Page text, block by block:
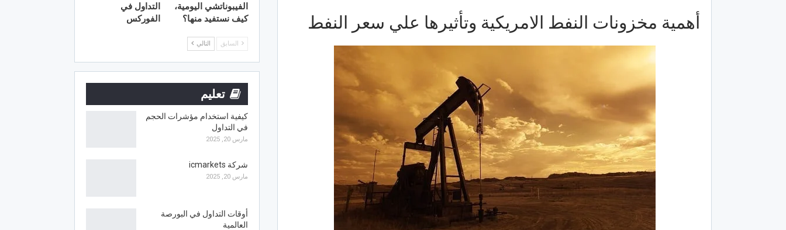
أهمية مخزونات النفط الامريكية وتأثيرها علي سعر النفط
الفيبوناتشي اليومية،
كيف نستفيد منها؟
التداول في
الفوركس
السابق التالي
تعليم
كيفية استخدام مؤشرات الحجم
في التداول
مارس 20, 2025
شركة icmarkets
مارس 20, 2025
أوقات التداول في البورصة
العالمية